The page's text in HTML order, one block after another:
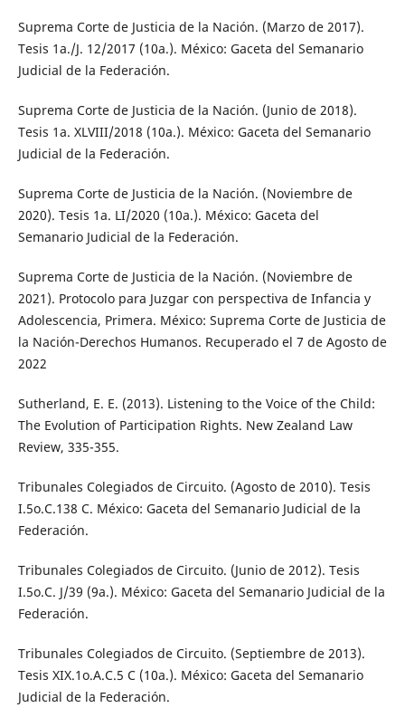
Suprema Corte de Justicia de la Nación. (Marzo de 2017).
Tesis 1a./J. 12/2017 (10a.). México: Gaceta del Semanario
Judicial de la Federación.
Suprema Corte de Justicia de la Nación. (Junio de 2018).
Tesis 1a. XLVIII/2018 (10a.). México: Gaceta del Semanario
Judicial de la Federación.
Suprema Corte de Justicia de la Nación. (Noviembre de
2020). Tesis 1a. LI/2020 (10a.). México: Gaceta del
Semanario Judicial de la Federación.
Suprema Corte de Justicia de la Nación. (Noviembre de
2021). Protocolo para Juzgar con perspectiva de Infancia y
Adolescencia, Primera. México: Suprema Corte de Justicia de
la Nación-Derechos Humanos. Recuperado el 7 de Agosto de
2022
Sutherland, E. E. (2013). Listening to the Voice of the Child:
The Evolution of Participation Rights. New Zealand Law
Review, 335-355.
Tribunales Colegiados de Circuito. (Agosto de 2010). Tesis
I.5o.C.138 C. México: Gaceta del Semanario Judicial de la
Federación.
Tribunales Colegiados de Circuito. (Junio de 2012). Tesis
I.5o.C. J/39 (9a.). México: Gaceta del Semanario Judicial de la
Federación.
Tribunales Colegiados de Circuito. (Septiembre de 2013).
Tesis XIX.1o.A.C.5 C (10a.). México: Gaceta del Semanario
Judicial de la Federación.